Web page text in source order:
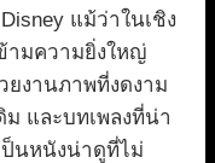
แม้ว่าในเชิง
ามความยิ่งใหญ่
งานภาพที่งดงาม
และบทเพลงที่น่า
ป็นหนังน่าดูที่ไม่